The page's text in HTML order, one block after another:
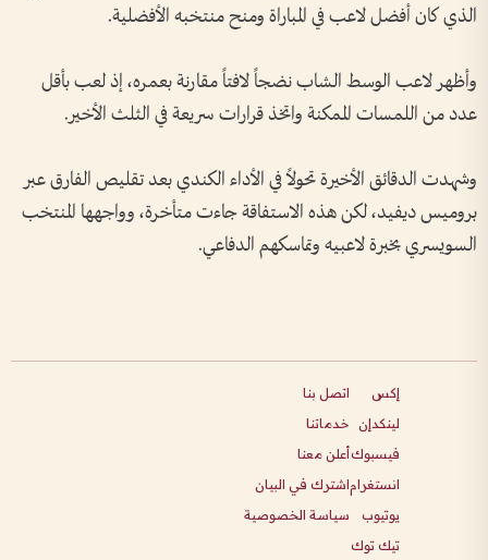
الذي كان أفضل لاعب في المباراة ومنح منتخبه الأفضلية.
وأظهر لاعب الوسط الشاب نضجاً لافتاً مقارنة بعمره، إذ لعب بأقل
عدد من اللمسات الممكنة واتخذ قرارات سريعة في الثلث الأخير.
وشهدت الدقائق الأخيرة تحولاً في الأداء الكندي بعد تقليص الفارق عبر
بروميس ديفيد، لكن هذه الاستفاقة جاءت متأخرة، وواجهها المنتخب
السويسري بخبرة لاعبيه وتماسكهم الدفاعي.
إكس
لينكدإن
فيسبوك
انستغرام
يوتيوب
تيك توك
اتصل بنا
خدماتنا
أعلن معنا
اشترك في البيان
سياسة الخصوصية